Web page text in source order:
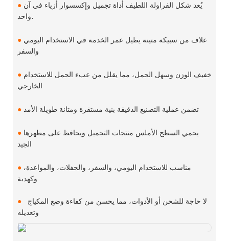
● يُعد شكل الفراولة اللطيف أداة تجميل وإكسسوار أزياء في آن
واحد.
● غلاف من سبيكة متينة يطيل عمر الخدمة في الاستخدام اليومي
والسفر
● خفيف الوزن وسهل الحمل، مما يقلل من عبء الحمل للاستخدام
الخارجي
● تضمن عملية التصنيع الدقيقة بنية مستقرة ومتانة طويلة الأمد
● يحمي السطح الأملس منتجات التجميل ويحافظ على مظهرها
الجيد
● مناسب للاستخدام اليومي، والسفر، والحفلات، والمواعدة،
وكهدية
●
لا حاجة للشحن أو الأدوات، مما يحسن من كفاءة وضع المكياج
وتعديله